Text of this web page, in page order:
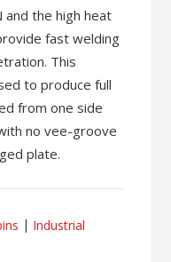
and the high heat
fast welding
This
to produce full
from one side
no vee-groove
plate.
Industrial